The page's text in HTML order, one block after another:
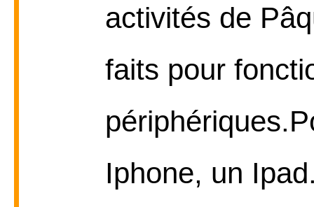
activités de
faits pour
Iphone, un